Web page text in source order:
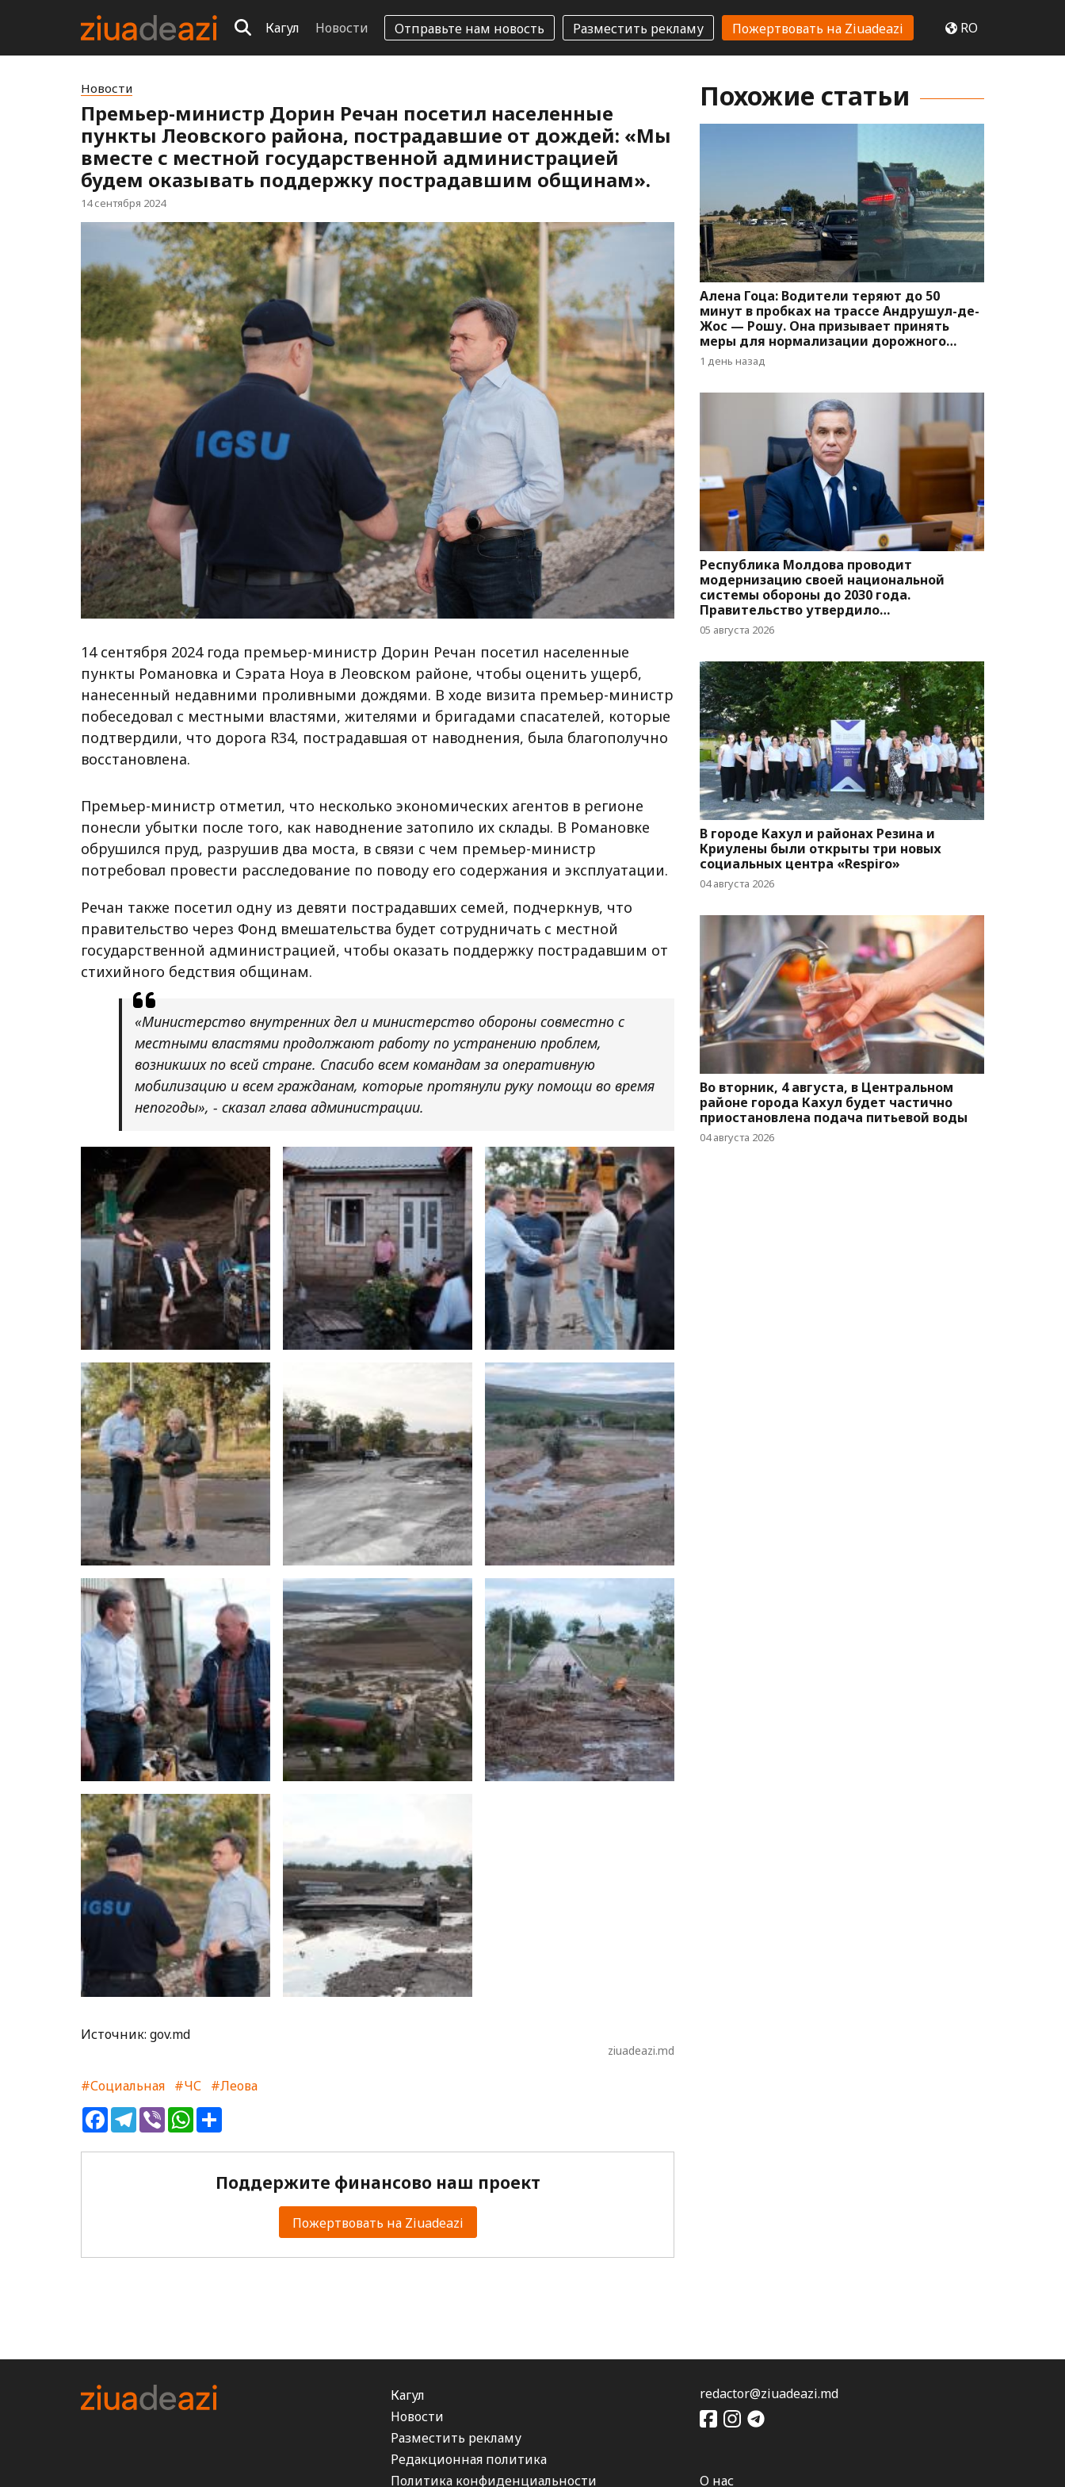
Кагул Новости Отправьте нам новость Разместить рекламу Пожертвовать на Ziuadeazi RO
Новости
Премьер-министр Дорин Речан посетил населенные
пункты Леовского района, пострадавшие от дождей: «Мы
вместе с местной государственной администрацией
будем оказывать поддержку пострадавшим общинам».
14 сентября 2024
14 сентября 2024 года премьер-министр Дорин Речан посетил населенные
пункты Романовка и Сэрата Ноуа в Леовском районе, чтобы оценить ущерб,
нанесенный недавними проливными дождями. В ходе визита премьер-министр
побеседовал с местными властями, жителями и бригадами спасателей, которые
подтвердили, что дорога R34, пострадавшая от наводнения, была благополучно
восстановлена.
Премьер-министр отметил, что несколько экономических агентов в регионе
понесли убытки после того, как наводнение затопило их склады. В Романовке
обрушился пруд, разрушив два моста, в связи с чем премьер-министр
потребовал провести расследование по поводу его содержания и эксплуатации.
Речан также посетил одну из девяти пострадавших семей, подчеркнув, что
правительство через Фонд вмешательства будет сотрудничать с местной
государственной администрацией, чтобы оказать поддержку пострадавшим от
стихийного бедствия общинам.
«Министерство внутренних дел и министерство обороны совместно с
местными властями продолжают работу по устранению проблем,
возникших по всей стране. Спасибо всем командам за оперативную
мобилизацию и всем гражданам, которые протянули руку помощи во время
непогоды», - сказал глава администрации.
Источник: gov.md
ziuadeazi.md
#Социальная #ЧС #Леова
FacebookTelegram
ViberWhatsApp
Поддержите финансово наш проект
Пожертвовать на Ziuadeazi
Похожие статьи
Алена Гоца: Водители теряют до 50
минут в пробках на трассе Андрушул-де-
Жос — Рошу. Она призывает принять
меры для нормализации дорожного
движения
1 день назад
Республика Молдова проводит
модернизацию своей национальной
системы обороны до 2030 года.
Правительство утвердило
соответствующую программу
05 августа 2026
В городе Кахул и районах Резина и
Криулены были открыты три новых
социальных центра «Respiro»
04 августа 2026
Во вторник, 4 августа, в Центральном
районе города Кахул будет частично
приостановлена подача питьевой воды
04 августа 2026
Кагул
Новости
Разместить рекламу
Редакционная политика
Политика конфиденциальности
redactor@ziuadeazi.md
О нас